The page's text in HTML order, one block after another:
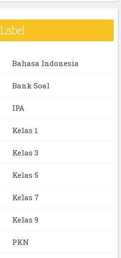
Label
Bahasa Indonesia
Bank Soal
IPA
Kelas 1
Kelas 3
Kelas 5
Kelas 7
Kelas 9
PKN